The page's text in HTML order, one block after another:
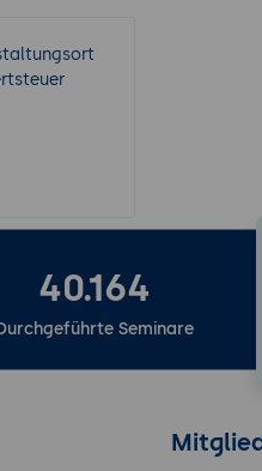
40.164
Seminare